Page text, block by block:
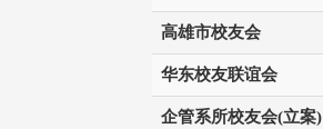
高雄市校友会
华东校友联谊会
企管系所校友会(立案)